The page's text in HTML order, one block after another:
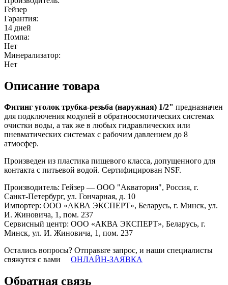
Гейзер
Гарантия:
14 дней
Помпа:
Нет
Минерализатор:
Нет
Описание товара
Фитинг уголок трубка-резьба (наружная) 1/2" предназначен
для подключения модулей в обратноосмотических системах
очистки воды, а так же в любых гидравлических или
пневматических системах с рабочим давлением до 8
атмосфер.
Произведен из пластика пищевого класса, допущенного для
контакта с питьевой водой. Сертифицирован NSF.
Производитель: Гейзер — ООО "Акватория", Россия, г.
Санкт-Петербург, ул. Гончарная, д. 10
Импортер: ООО «АКВА ЭКСПЕРТ», Беларусь, г. Минск, ул.
И. Жиновича, 1, пом. 237
Сервисный центр: ООО «АКВА ЭКСПЕРТ», Беларусь, г.
Минск, ул. И. Жиновича, 1, пом. 237
Остались вопросы? Отправьте запрос, и наши специалисты
свяжутся с вами ОНЛАЙН-ЗАЯВКА
Обратная связь